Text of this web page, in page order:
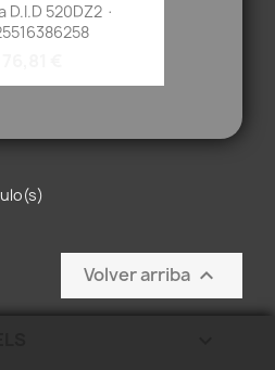
D.I.D 520DZ2 ·
Volver arriba 